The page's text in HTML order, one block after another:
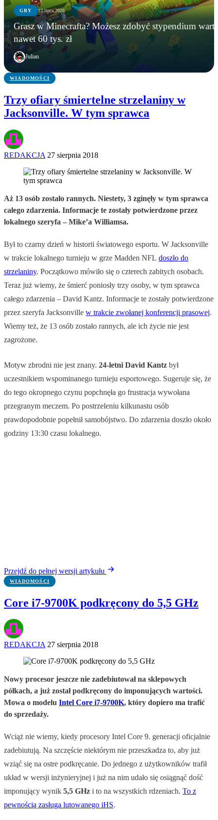
GRY 13 lipca 2026
Grasz w Minecrafta? Możesz zdobyć stypendium warte
nawet 60 tys. zł
Julian
GRY
Instalowali gry na Steamie, a tracili kryptowaluty.
FBI zatrzymało podejrzanego
WIADOMOŚCI
Microsoft zamyka Xbox Polska? Lokalny oddział
ma zniknąć po niemal 20 latach
GRY
Grasz w Minecrafta? Możesz zdobyć stypendium
warte nawet 60 tys. zł
WIADOMOŚCI
Trzy ofiary śmiertelne strzelaniny w
Jacksonville. W tym sprawca
REDAKCJA 27 sierpnia 2018
Aż 13 osób zostało rannych. Niestety, 3 zginęły w tym sprawca
całego zdarzenia. Informacje te zostały potwierdzone przez
lokalnego szeryfa – Mike’a Williamsa.
Był to czarny dzień w historii światowego esportu. W Jacksonville
w trakcie lokalnego turnieju w grze Madden NFL doszło do
strzelaniny. Początkowo mówiło się o czterech zabitych osobach.
Teraz już wiemy, że śmierć poniosły trzy osoby, w tym sprawca
całego zdarzenia – David Kantz. Informacje te zostały potwierdzone
przez szeryfa Jacksonville w trakcie zwołanej konferencji prasowej.
Wiemy też, że 13 osób zostało rannych, ale ich życie nie jest
zagrożone.
Motyw zbrodni nie jest znany. 24-letni David Kantz był
uczestnikiem wspominanego turnieju esportowego. Sugeruje się, że
do tego okropnego czynu popchnęła go frustracja wywołana
przegranym meczem. Po postrzeleniu kilkunastu osób
prawdopodobnie popełnił samobójstwo. Do zdarzenia doszło około
godziny 13:30 czasu lokalnego.
Przejdź do pełnej wersji artykułu
WIADOMOŚCI
Core i7-9700K podkręcony do 5,5 GHz
REDAKCJA 27 sierpnia 2018
Nowy procesor jeszcze nie zadebiutował na sklepowych
półkach, a już został podkręcony do imponujących wartości.
Mowa o modelu Intel Core i7-9700K, który dopiero ma trafić
do sprzedaży.
Wciąż nie wiemy, kiedy procesory Intel Core 9. generacji oficjalnie
zadebiutują. Na szczęście niektórym nie przeszkadza to, aby już
wziąć się na ostre podkręcanie. Do jednego z użytkowników trafił
układ w wersji inżynieryjnej i już na nim udało się osiągnąć dość
imponujący wynik 5,5 GHz i to na wszystkich rdzeniach. To z
pewnością zasługa lutowanego iHS.